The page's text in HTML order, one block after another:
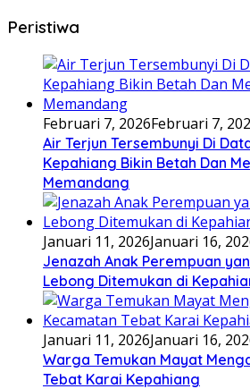
Peristiwa
Februari 7, 2026Februari 7,
Air Terjun Tersembunyi Di
Kepahiang Bikin Betah Dan
Memandang
Januari 11, 2026Januari 16,
Jenazah Anak Perempuan
Lebong Ditemukan di
Januari 11, 2026Januari 16,
Warga Temukan Mayat
Tebat Karai Kepahiang